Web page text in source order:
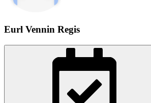
Eurl Vennin Regis